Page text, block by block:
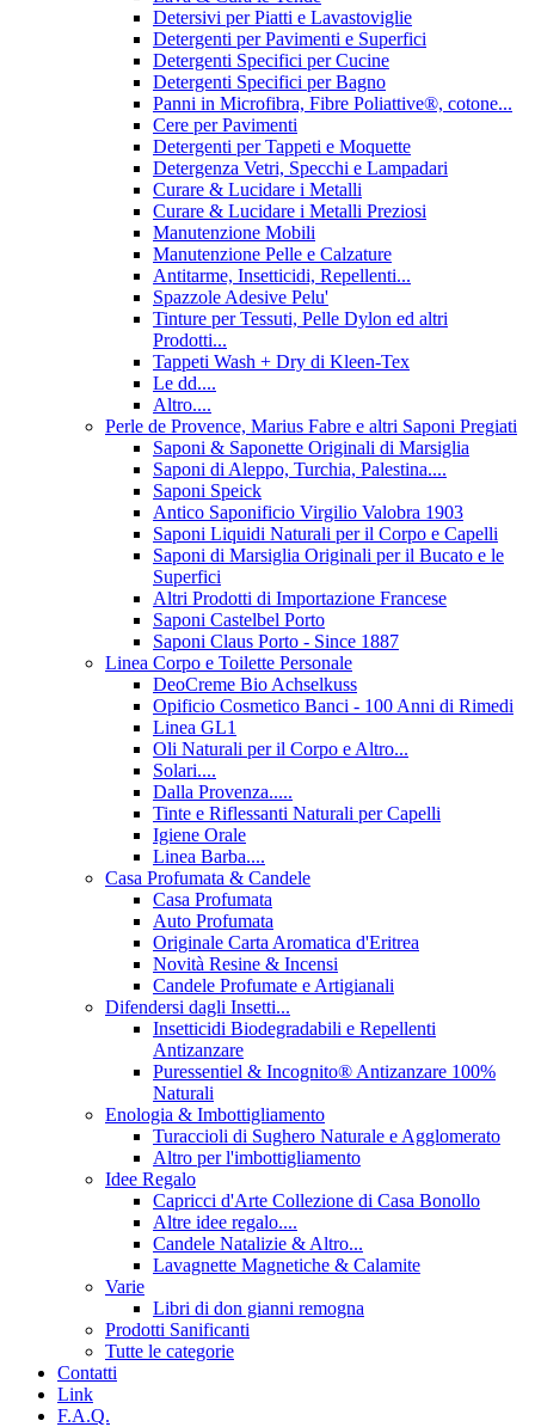
Detersivi per Piatti e Lavastoviglie
Detergenti per Pavimenti e Superfici
Detergenti Specifici per Cucine
Detergenti Specifici per Bagno
Panni in Microfibra, Fibre Poliattive®, cotone...
Cere per Pavimenti
Detergenti per Tappeti e Moquette
Detergenza Vetri, Specchi e Lampadari
Curare & Lucidare i Metalli
Curare & Lucidare i Metalli Preziosi
Manutenzione Mobili
Manutenzione Pelle e Calzature
Antitarme, Insetticidi, Repellenti...
Spazzole Adesive Pelu'
Tinture per Tessuti, Pelle Dylon ed altri
Prodotti...
Tappeti Wash + Dry di Kleen-Tex
Le dd....
Altro....
Perle de Provence, Marius Fabre e altri Saponi Pregiati
Saponi & Saponette Originali di Marsiglia
Saponi di Aleppo, Turchia, Palestina....
Saponi Speick
Antico Saponificio Virgilio Valobra 1903
Saponi Liquidi Naturali per il Corpo e Capelli
Saponi di Marsiglia Originali per il Bucato e le
Superfici
Altri Prodotti di Importazione Francese
Saponi Castelbel Porto
Saponi Claus Porto - Since 1887
Linea Corpo e Toilette Personale
DeoCreme Bio Achselkuss
Opificio Cosmetico Banci - 100 Anni di Rimedi
Linea GL1
Oli Naturali per il Corpo e Altro...
Solari....
Dalla Provenza.....
Tinte e Riflessanti Naturali per Capelli
Igiene Orale
Linea Barba....
Casa Profumata & Candele
Casa Profumata
Auto Profumata
Originale Carta Aromatica d'Eritrea
Novità Resine & Incensi
Candele Profumate e Artigianali
Difendersi dagli Insetti...
Insetticidi Biodegradabili e Repellenti
Antizanzare
Puressentiel & Incognito® Antizanzare 100%
Naturali
Enologia & Imbottigliamento
Turaccioli di Sughero Naturale e Agglomerato
Altro per l'imbottigliamento
Idee Regalo
Capricci d'Arte Collezione di Casa Bonollo
Altre idee regalo....
Candele Natalizie & Altro...
Lavagnette Magnetiche & Calamite
Varie
Libri di don gianni remogna
Prodotti Sanificanti
Tutte le categorie
Contatti
Link
F.A.Q.